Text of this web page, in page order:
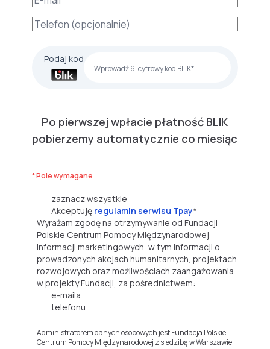
Podaj kod
Po pierwszej wpłacie płatność BLIK
pobierzemy automatycznie co miesiąc
* Pole wymagane
zaznacz wszystkie
Akceptuję regulamin serwisu Tpay*
Wyrażam zgodę na otrzymywanie od Fundacji
Polskie Centrum Pomocy Międzynarodowej
informacji marketingowych, w tym informacji o
prowadzonych akcjach humanitarnych, projektach
rozwojowych oraz możliwościach zaangażowania
w projekty Fundacji, za pośrednictwem:
e-maila
telefonu
Administratorem danych osobowych jest Fundacja Polskie
Centrum Pomocy Międzynarodowej z siedzibą w Warszawie.